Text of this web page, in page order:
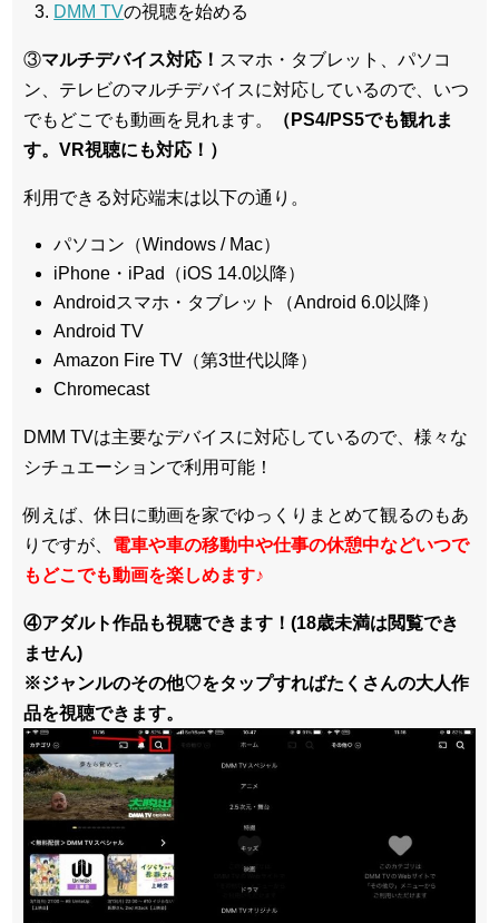
DMM TVの視聴を始める
③マルチデバイス対応！ スマホ・タブレット、パソコ
ン、テレビのマルチデバイスに対応しているので、いつ
でもどこでも動画を見れます。
（PS4/PS5でも観れま
す。VR視聴にも対応！）
利用できる対応端末は以下の通り。
パソコン（Windows / Mac）
iPhone・iPad（iOS 14.0以降）
Androidスマホ・タブレット（Android 6.0以降）
Android TV
Amazon Fire TV（第3世代以降）
Chromecast
DMM TVは主要なデバイスに対応しているので、 様々な
シチュエーションで利用可能！
例えば、休日に動画を家でゆっくりまとめて観るのもあ
りですが、 電車や車の移動中や仕事の休憩中などいつで
もどこでも動画を楽しめます♪
④アダルト作品も視聴できます！(18歳未満は閲覧でき
ません)
※ジャンルのその他♡をタップすればたくさんの大人作
品を視聴できます。